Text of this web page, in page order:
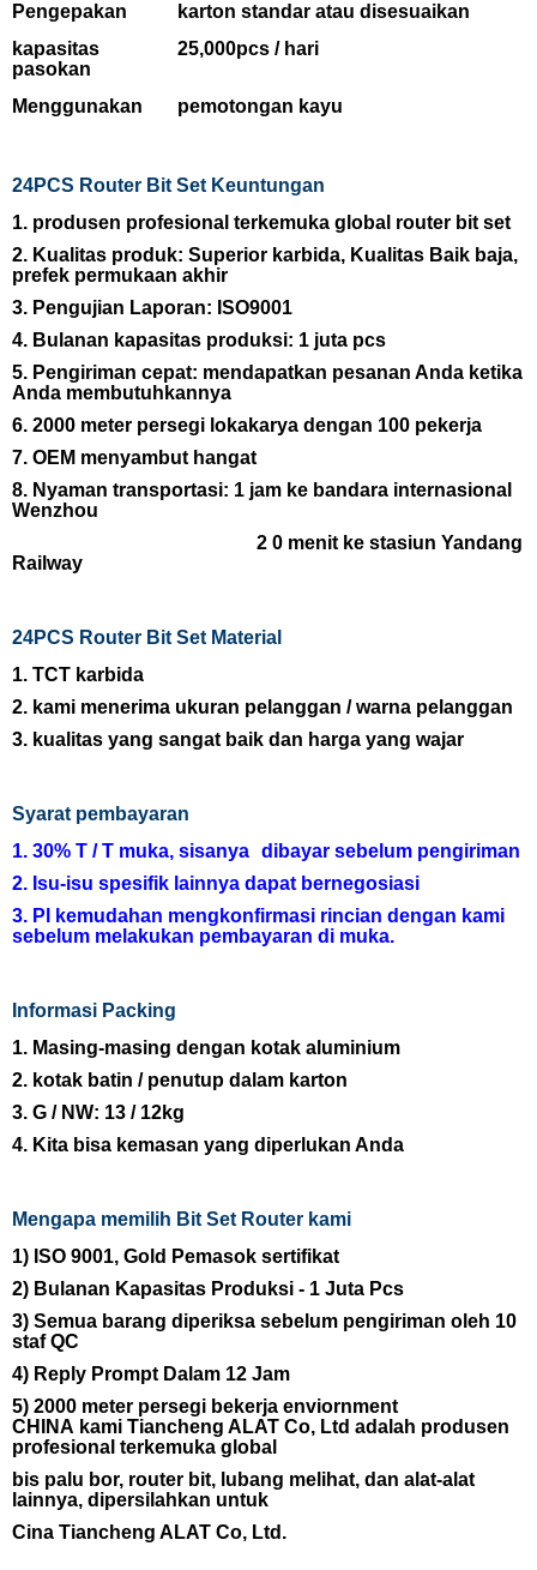
Pengepakan
karton standar atau disesuaikan
kapasitas
pasokan
25,000pcs / hari
Menggunakan pemotongan kayu
24PCS Router Bit Set Keuntungan
1. produsen profesional terkemuka global router bit set
2. Kualitas produk: Superior karbida, Kualitas Baik baja,
prefek permukaan akhir
3. Pengujian Laporan: ISO9001
4. Bulanan kapasitas produksi: 1 juta pcs
5. Pengiriman cepat: mendapatkan pesanan Anda ketika
Anda membutuhkannya
6. 2000 meter persegi lokakarya dengan 100 pekerja
7. OEM menyambut hangat
8. Nyaman transportasi: 1 jam ke bandara internasional
Wenzhou
2 0 menit ke stasiun Yandang
Railway
24PCS Router Bit Set Material
1. TCT karbida
2. kami menerima ukuran pelanggan / warna pelanggan
3. kualitas yang sangat baik dan harga yang wajar
Syarat pembayaran
1. 30% T / T muka, sisanya dibayar sebelum pengiriman
2. Isu-isu spesifik lainnya dapat bernegosiasi
3. Pl
kemudahan mengkonfirmasi rincian dengan kami
sebelum melakukan pembayaran di muka.
Informasi Packing
1. Masing-masing dengan kotak aluminium
2. kotak batin / penutup dalam karton
3. G / NW: 13 / 12kg
4. Kita bisa kemasan yang diperlukan Anda
Mengapa memilih Bit Set Router kami
1) ISO 9001, Gold Pemasok sertifikat
2) Bulanan Kapasitas Produksi - 1 Juta Pcs
3) Semua barang diperiksa sebelum pengiriman oleh 10
staf QC
4) Reply Prompt Dalam 12 Jam
5) 2000 meter persegi bekerja enviornment
CHINA kami Tiancheng ALAT Co, Ltd adalah produsen
profesional terkemuka global
bis palu bor, router bit, lubang melihat, dan alat-alat
lainnya, dipersilahkan untuk
Cina Tiancheng ALAT Co, Ltd.